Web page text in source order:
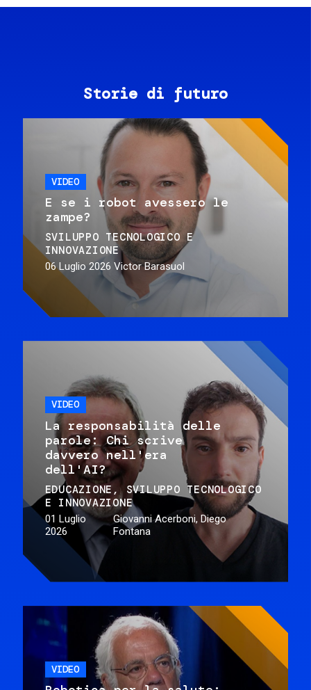
Storie di futuro
VIDEO
E se i robot avessero le
zampe?
SVILUPPO TECNOLOGICO E
INNOVAZIONE
06 Luglio 2026 Victor Barasuol
VIDEO
La responsabilità delle
parole: Chi scrive
davvero nell'era
dell'AI?
EDUCAZIONE
SVILUPPO TECNOLOGICO
E INNOVAZIONE
01 Luglio
2026
Giovanni Acerboni, Diego
Fontana
VIDEO